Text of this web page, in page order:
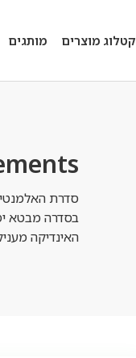
קטלוג מוצרים מותגים
סדרת
בסדרה מבטא
האינדיקה